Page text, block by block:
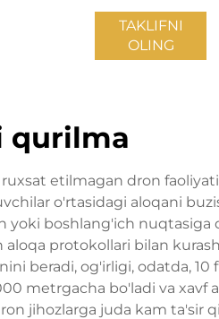
TAKLIFNI
OLING
qurilma
etilmagan dron
o'rtasidagi aloqani
yoki boshlang'ich nuqtasiga
aloqa protokollari bilan
beradi, og'irligi, odatda, 10
metrgacha bo'ladi va xavf
jihozlarga juda kam ta'sir